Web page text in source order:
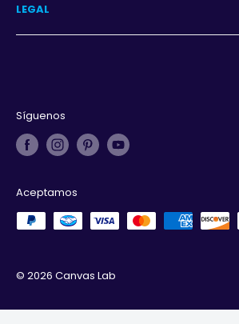
Iniciar sesión
LEGAL
Aviso de privacidad
Síguenos
Aceptamos
© 2026 Canvas Lab